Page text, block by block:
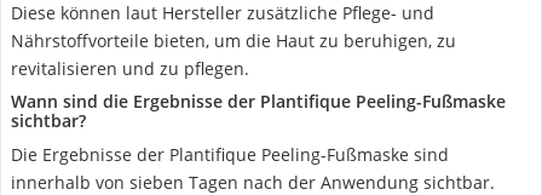
Diese können laut Hersteller zusätzliche Pflege- und
Nährstoffvorteile bieten, um die Haut zu beruhigen, zu
revitalisieren und zu pflegen.
Wann sind die Ergebnisse der Plantifique Peeling-Fußmaske
sichtbar?
Die Ergebnisse der Plantifique Peeling-Fußmaske sind
innerhalb von sieben Tagen nach der Anwendung sichtbar.